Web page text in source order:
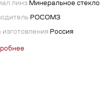
линз Минеральное стекло
РОСОМЗ
изготовления Россия